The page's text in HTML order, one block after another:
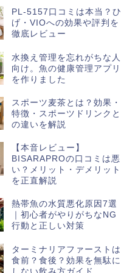
PL-5157口コミは本当？ひ
げ・VIOへの効果や評判を
徹底レビュー
水換え管理を忘れがちな人
向け。魚の健康管理アプリ
を作りました
スポーツ麦茶とは？効果・
特徴・スポーツドリンクと
の違いを解説
【本音レビュー】
BISARAPROの口コミは悪
い？メリット・デメリット
を正直解説
熱帯魚の水質悪化原因7選
｜初心者がやりがちなNG
行動と正しい対策
ターミナリアファーストは
食前？食後？効果を無駄に